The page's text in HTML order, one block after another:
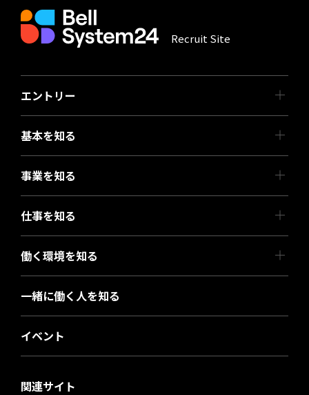
Recruit Site
エントリー
基本を知る
事業を知る
仕事を知る
働く環境を知る
一緒に働く人を知る
イベント
関連サイト